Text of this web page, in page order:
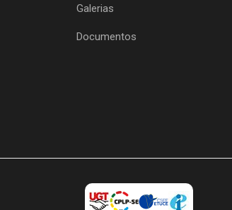
Galerias
Documentos